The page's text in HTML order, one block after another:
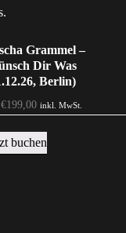
Grammel –
Dir Was
Berlin)
€199,00 inkl. MwSt.
buchen